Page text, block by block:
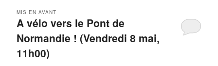
A vélo vers le Pont de
Normandie ! (Vendredi 8 mai,
11h00)
MIS EN AVANT